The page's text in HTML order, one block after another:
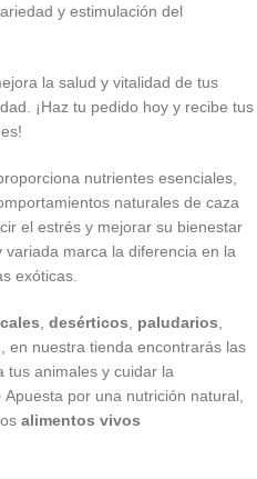
y estimulación del
la salud y vitalidad de tus
¡Haz tu pedido hoy y recibe tus
nutrientes esenciales,
naturales de caza
el estrés y mejorar su bienestar
marca la diferencia en la
exóticas.
desérticos paludarios
, en nuestra tienda encontrarás las
tus animales y cuidar la
por una nutrición natural,
alimentos vivos